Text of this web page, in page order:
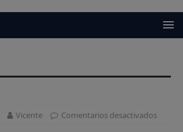
Vicente Comentarios desactivados